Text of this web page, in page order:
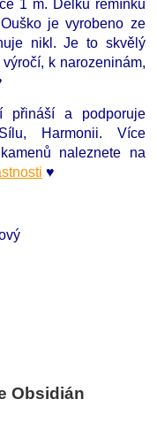
1 m. Délku řemínku
je vyrobeno ze
nikl. Je to skvělý
k narozeninám,
přináší a podporuje
Harmonii. Více
naleznete na
♥
Obsidián